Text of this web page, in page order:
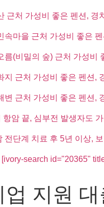
근처 가성비 좋은 펜션, 경
속마을 근처 가성비 좋은
름(비밀의 숲) 근처 가성비
지 근처 가성비 좋은 펜션,
변 근처 가성비 좋은 펜션,
항암 끝, 심부전 발생자도
전단계 치료 후 5년 이상,
[ivory-search id="20365"
지원